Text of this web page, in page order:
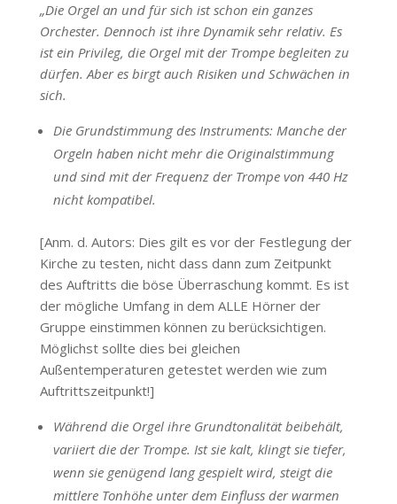
„Die Orgel an und für sich ist schon ein ganzes
Orchester. Dennoch ist ihre Dynamik sehr relativ. Es
ist ein Privileg, die Orgel mit der Trompe begleiten zu
dürfen. Aber es birgt auch Risiken und Schwächen in
sich.
Die Grundstimmung des Instruments: Manche der
Orgeln haben nicht mehr die Originalstimmung
und sind mit der Frequenz der Trompe von 440 Hz
nicht kompatibel.
[Anm. d. Autors: Dies gilt es vor der Festlegung der
Kirche zu testen, nicht dass dann zum Zeitpunkt
des Auftritts die böse Überraschung kommt. Es ist
der mögliche Umfang in dem ALLE Hörner der
Gruppe einstimmen können zu berücksichtigen.
Möglichst sollte dies bei gleichen
Außentemperaturen getestet werden wie zum
Auftrittszeitpunkt!]
Während die Orgel ihre Grundtonalität beibehält,
variiert die der Trompe. Ist sie kalt, klingt sie tiefer,
wenn sie genügend lang gespielt wird, steigt die
mittlere Tonhöhe unter dem Einfluss der warmen